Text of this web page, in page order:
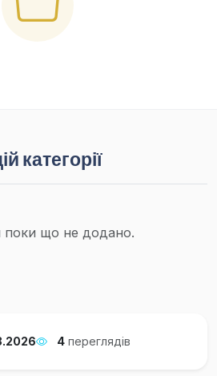
категорії
поки що не додано.
4 переглядів